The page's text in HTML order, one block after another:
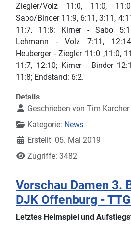
Ziegler/Volz 11:0, 11:0,
Sabo/Binder 11:9, 6:11, 3:11,
11:7, 11:8; Kirner - Sabo
Lehmann - Volz 7:11,
Heuberger - Ziegler 11:0 ,11:0,
11:7, 12:10; Kirner - Binder
11:8; Endstand: 6:2.
Details
Geschrieben von Tim Karcher
Kategorie: News
Erstellt: 05. Mai 2019
Zugriffe: 3482
Vorschau Damen 3.
DJK Offenburg -
Letztes Heimspiel und